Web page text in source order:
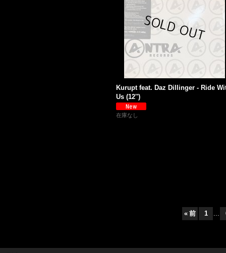
Kurupt feat. Daz Dillinger - Ride
Us (12'')
在庫なし
« 前 1 ...